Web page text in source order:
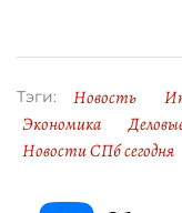
Тэги: Новость
Экономика
Новости СПб сегодня